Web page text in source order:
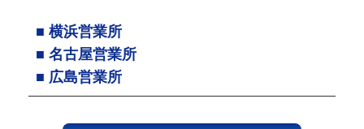
■ 横浜営業所
■ 名古屋営業所
■ 広島営業所